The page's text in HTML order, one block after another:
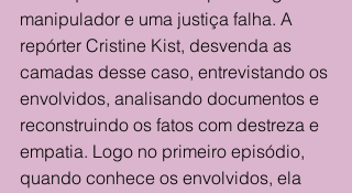
manipulador e uma justiça falha. A
repórter Cristine Kist, desvenda as
camadas desse caso, entrevistando os
envolvidos, analisando documentos e
reconstruindo os fatos com destreza e
empatia. Logo no primeiro episódio,
quando conhece os envolvidos, ela